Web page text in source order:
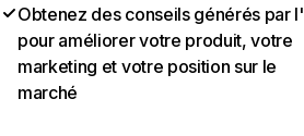
Obtenez des conseils générés par
pour améliorer votre produit, votre
marketing et votre position sur le
marché